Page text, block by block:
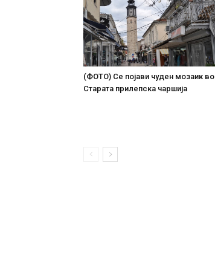
(ФОТО) Се појави чуден мозаик во
Старата прилепска чаршија